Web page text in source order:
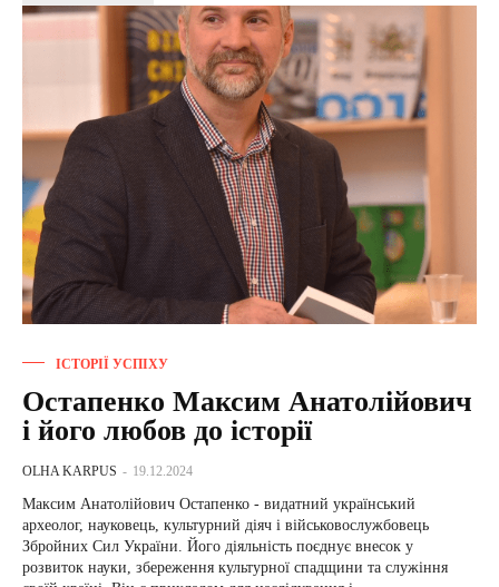
ІСТОРІЇ УСПІХУ
Остапенко Максим Анатолійович
і його любов до історії
OLHA KARPUS - 19.12.2024
Максим Анатолійович Остапенко - видатний український
археолог, науковець, культурний діяч і військовослужбовець
Збройних Сил України. Його діяльність поєднує внесок у
розвиток науки, збереження культурної спадщини та служіння